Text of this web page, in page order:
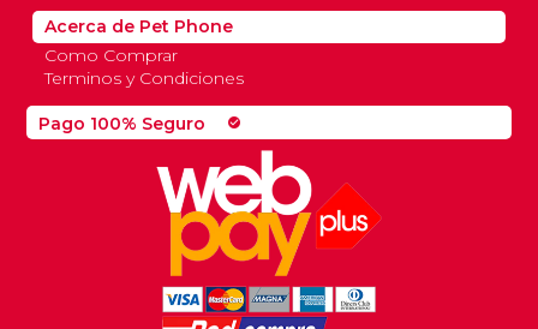
Pago 100% Seguro check_circle
Acerca de Pet Phone
Como Comprar
Terminos y Condiciones